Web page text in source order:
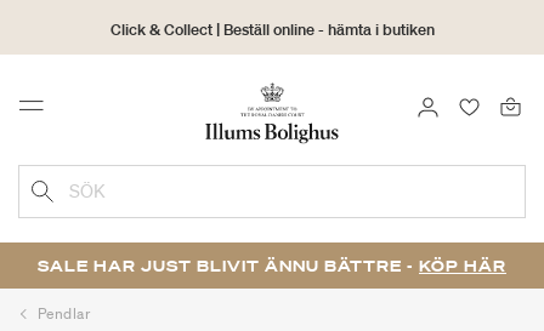
Click & Collect | Beställ online - hämta i butiken
30 dagars returrätt
Menu LOGGA IN
SÖK
SALE HAR JUST BLIVIT ÄNNU BÄTTRE - KÖP HÄR
Pendlar